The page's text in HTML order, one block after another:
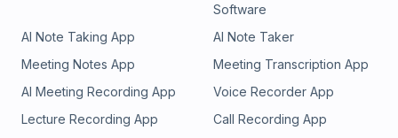
Software
AI Note Taking App
AI Note Taker
Meeting Notes App
Meeting Transcription App
AI Meeting Recording App
Voice Recorder App
Lecture Recording App
Call Recording App